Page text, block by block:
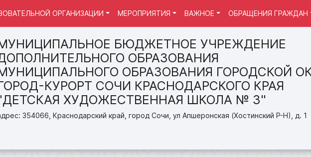
БЮДЖЕТНОЕ УЧРЕЖДЕНИЕ
ОБРАЗОВАНИЯ
ОБРАЗОВАНИЯ ГОРОДСКОЙ
КУРОРТ СОЧИ КРАСНОДАРСКОГО КРАЯ
ХУДОЖЕСТВЕННАЯ ШКОЛА № 3"
354066, Краснодарский край, город Сочи, ул Апшеронская (Хостинский Р-Н), д. 1
ОРГАНИЗАЦИИ МЕРОПРИЯТИЯ ВАЖНОЕ ОБРАЩЕНИЯ ГРАЖДАН